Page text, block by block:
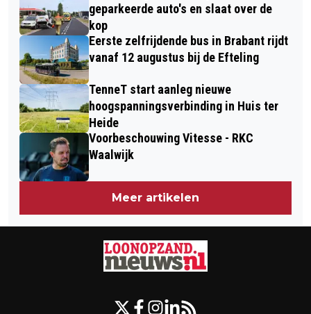
geparkeerde auto's en slaat over de
kop
Eerste zelfrijdende bus in Brabant rijdt
vanaf 12 augustus bij de Efteling
TenneT start aanleg nieuwe
hoogspanningsverbinding in Huis ter
Heide
Voorbeschouwing Vitesse - RKC
Waalwijk
Meer artikelen